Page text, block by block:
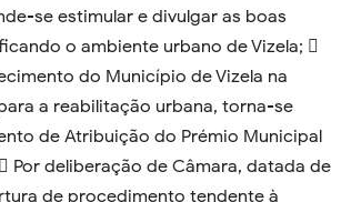
se estimular e divulgar as boas
o ambiente urbano de Vizela; 
do Município de Vizela na
a reabilitação urbana, torna-se
de Atribuição do Prémio Municipal
Por deliberação de Câmara, datada de
de procedimento tendente à